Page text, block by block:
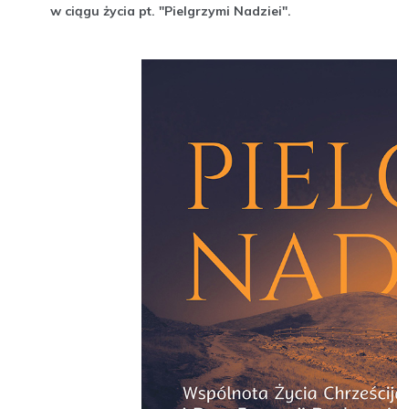
w ciągu życia pt. "Pielgrzymi Nadziei".